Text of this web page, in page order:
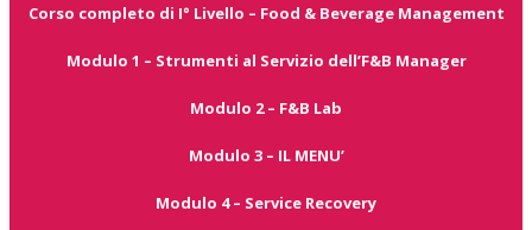
Corso completo di I° Livello – Food & Beverage Management
Modulo 1 – Strumenti al Servizio dell’F&B Manager
Modulo 2 – F&B Lab
Modulo 3 – IL MENU’
Modulo 4 – Service Recovery